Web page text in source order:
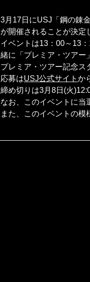
3月17日にUSJ「鋼の錬
が開催されることが決定
イベントは13：00～13
緒に「プレミア・ツアー
プレミア・ツアー記念ス
応募はUSJ公式サイトか
締め切りは3月8日(火
なお、このイベントに当
また、このイベントの模